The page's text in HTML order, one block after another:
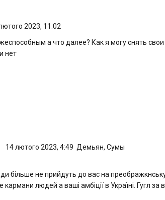
2023, 11:02
а что далее? Как я могу снять
нет
14 лютого 2023, 4:49 Демьян, Сумы
більше не прийдуть до вас на
кармани людей а ваші амбіції в Україні. Гугл